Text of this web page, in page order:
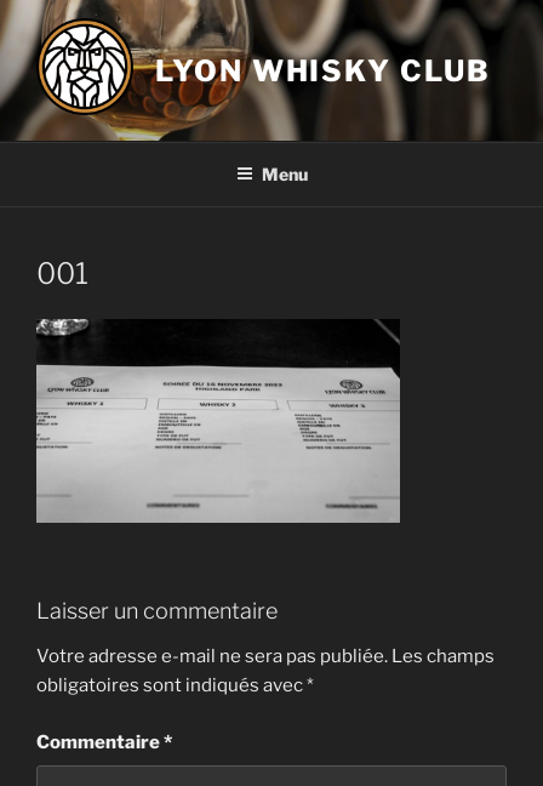
Aller
au
contenu
principal
LYON WHISKY CLUB
Menu
001
Laisser un commentaire
Votre adresse e-mail ne sera pas publiée. Les champs
obligatoires sont indiqués avec*
Commentaire*